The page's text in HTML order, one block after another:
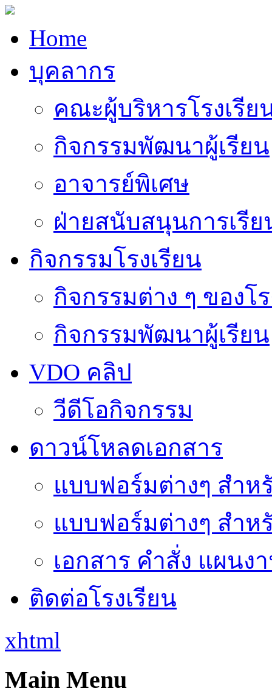
Home
บุคลากร
คณะผู้บริหารโรงเรีย
กิจกรรมพัฒนาผู้เรียน
อาจารย์พิเศษ
ฝ่ายสนับสนุนการเรี
กิจกรรมโรงเรียน
กิจกรรมต่าง ๆ ของโ
กิจกรรมพัฒนาผู้เรียน
VDO คลิป
วีดีโอกิจกรรม
ดาวน์โหลดเอกสาร
แบบฟอร์มต่างๆ สำห
แบบฟอร์มต่างๆ สำห
เอกสาร คำสั่ง แผนง
ติดต่อโรงเรียน
xhtml
Main Menu